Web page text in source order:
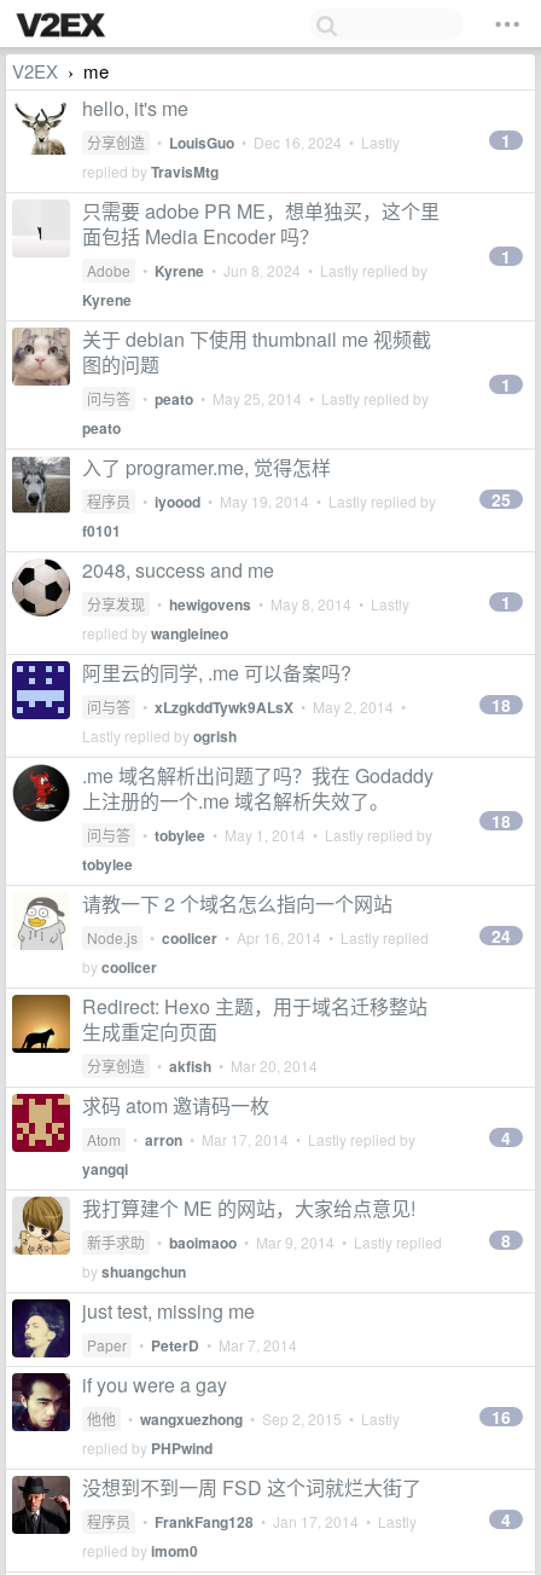
V2EX › me
hello, it's me
分享创造 • LouisGuo • Dec 16, 2024 • Lastly
replied byTravisMtg
1
只需要 adobe PR ME，想单独买，这个里
面包括 Media Encoder 吗？
Adobe • Kyrene • Jun 8, 2024 • Lastly replied by
Kyrene
1
关于 debian 下使用 thumbnail me 视频截
图的问题
问与答 • peato • May 25, 2014 • Lastly replied by
peato
1
入了 programer.me, 觉得怎样
程序员 • iyoood • May 19, 2014 • Lastly replied by
f0101
25
2048, success and me
分享发现 • hewigovens • May 8, 2014 • Lastly
replied bywangleineo
1
阿里云的同学, .me 可以备案吗?
问与答 • xLzgkddTywk9ALsX • May 2, 2014 •
Lastly replied byogrish
18
.me 域名解析出问题了吗？我在 Godaddy
上注册的一个.me 域名解析失效了。
问与答 • tobylee • May 1, 2014 • Lastly replied by
tobylee
18
请教一下 2 个域名怎么指向一个网站
Node.js • coolicer • Apr 16, 2014 • Lastly replied
bycoolicer
24
Redirect: Hexo 主题，用于域名迁移整站
生成重定向页面
分享创造 • akfish • Mar 20, 2014
求码 atom 邀请码一枚
Atom • arron • Mar 17, 2014 • Lastly replied by
yangqi
4
我打算建个 ME 的网站，大家给点意见!
新手求助 • baoimaoo • Mar 9, 2014 • Lastly replied
byshuangchun
8
just test, missing me
Paper • PeterD • Mar 7, 2014
if you were a gay
他他 • wangxuezhong • Sep 2, 2015 • Lastly
replied by PHPwind
16
没想到不到一周 FSD 这个词就烂大街了
程序员 • FrankFang128 • Jan 17, 2014 • Lastly
replied byimom0
4